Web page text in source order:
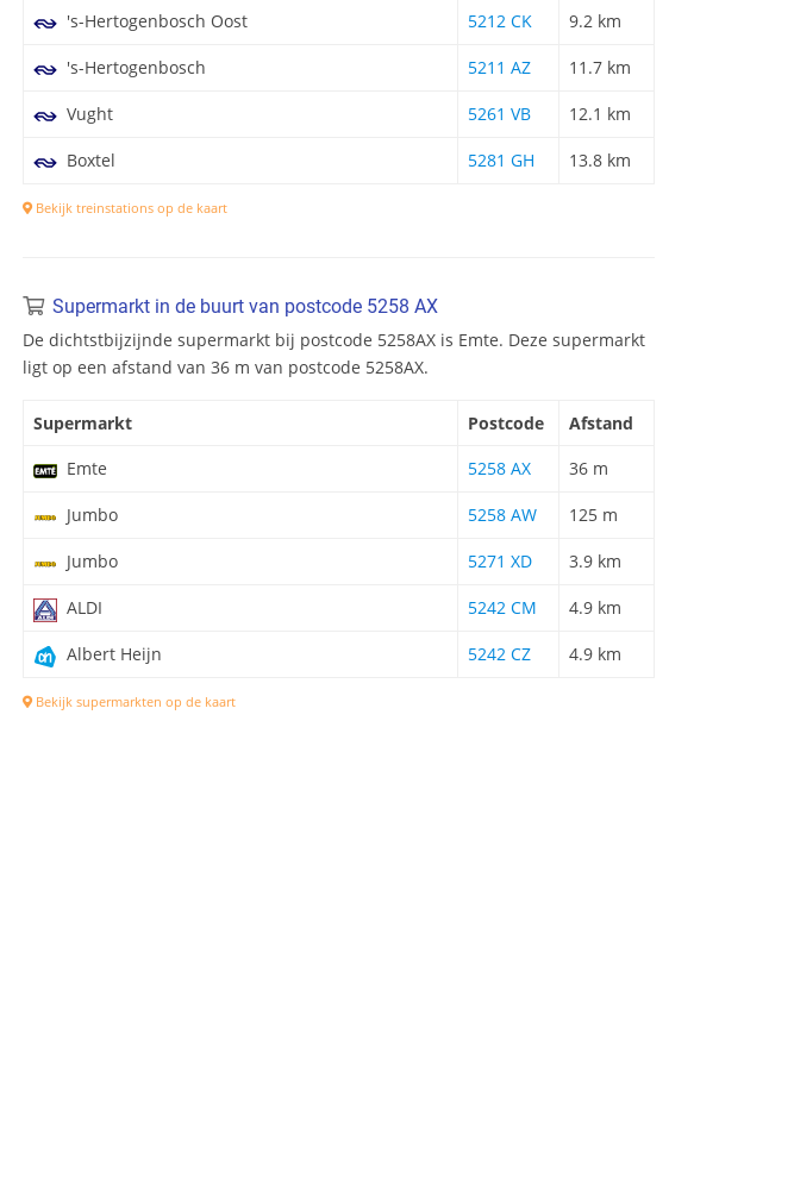
's-Hertogenbosch Oost 5212 CK 9.2 km
's-Hertogenbosch 5211 AZ 11.7 km
Vught 5261 VB 12.1 km
Boxtel 5281 GH 13.8 km
Bekijk treinstations op de kaart
Supermarkt in de buurt van postcode 5258 AX
De dichtstbijzijnde supermarkt bij postcode 5258AX is Emte. Deze supermarkt
ligt op een afstand van 36 m van postcode 5258AX.
Supermarkt Postcode
Afstand
Emte
5258 AX 36 m
Jumbo 5258 AW 125 m
Jumbo 5271 XD 3.9 km
ALDI 5242 CM 4.9 km
Albert Heijn 5242 CZ 4.9 km
Bekijk supermarkten op de kaart